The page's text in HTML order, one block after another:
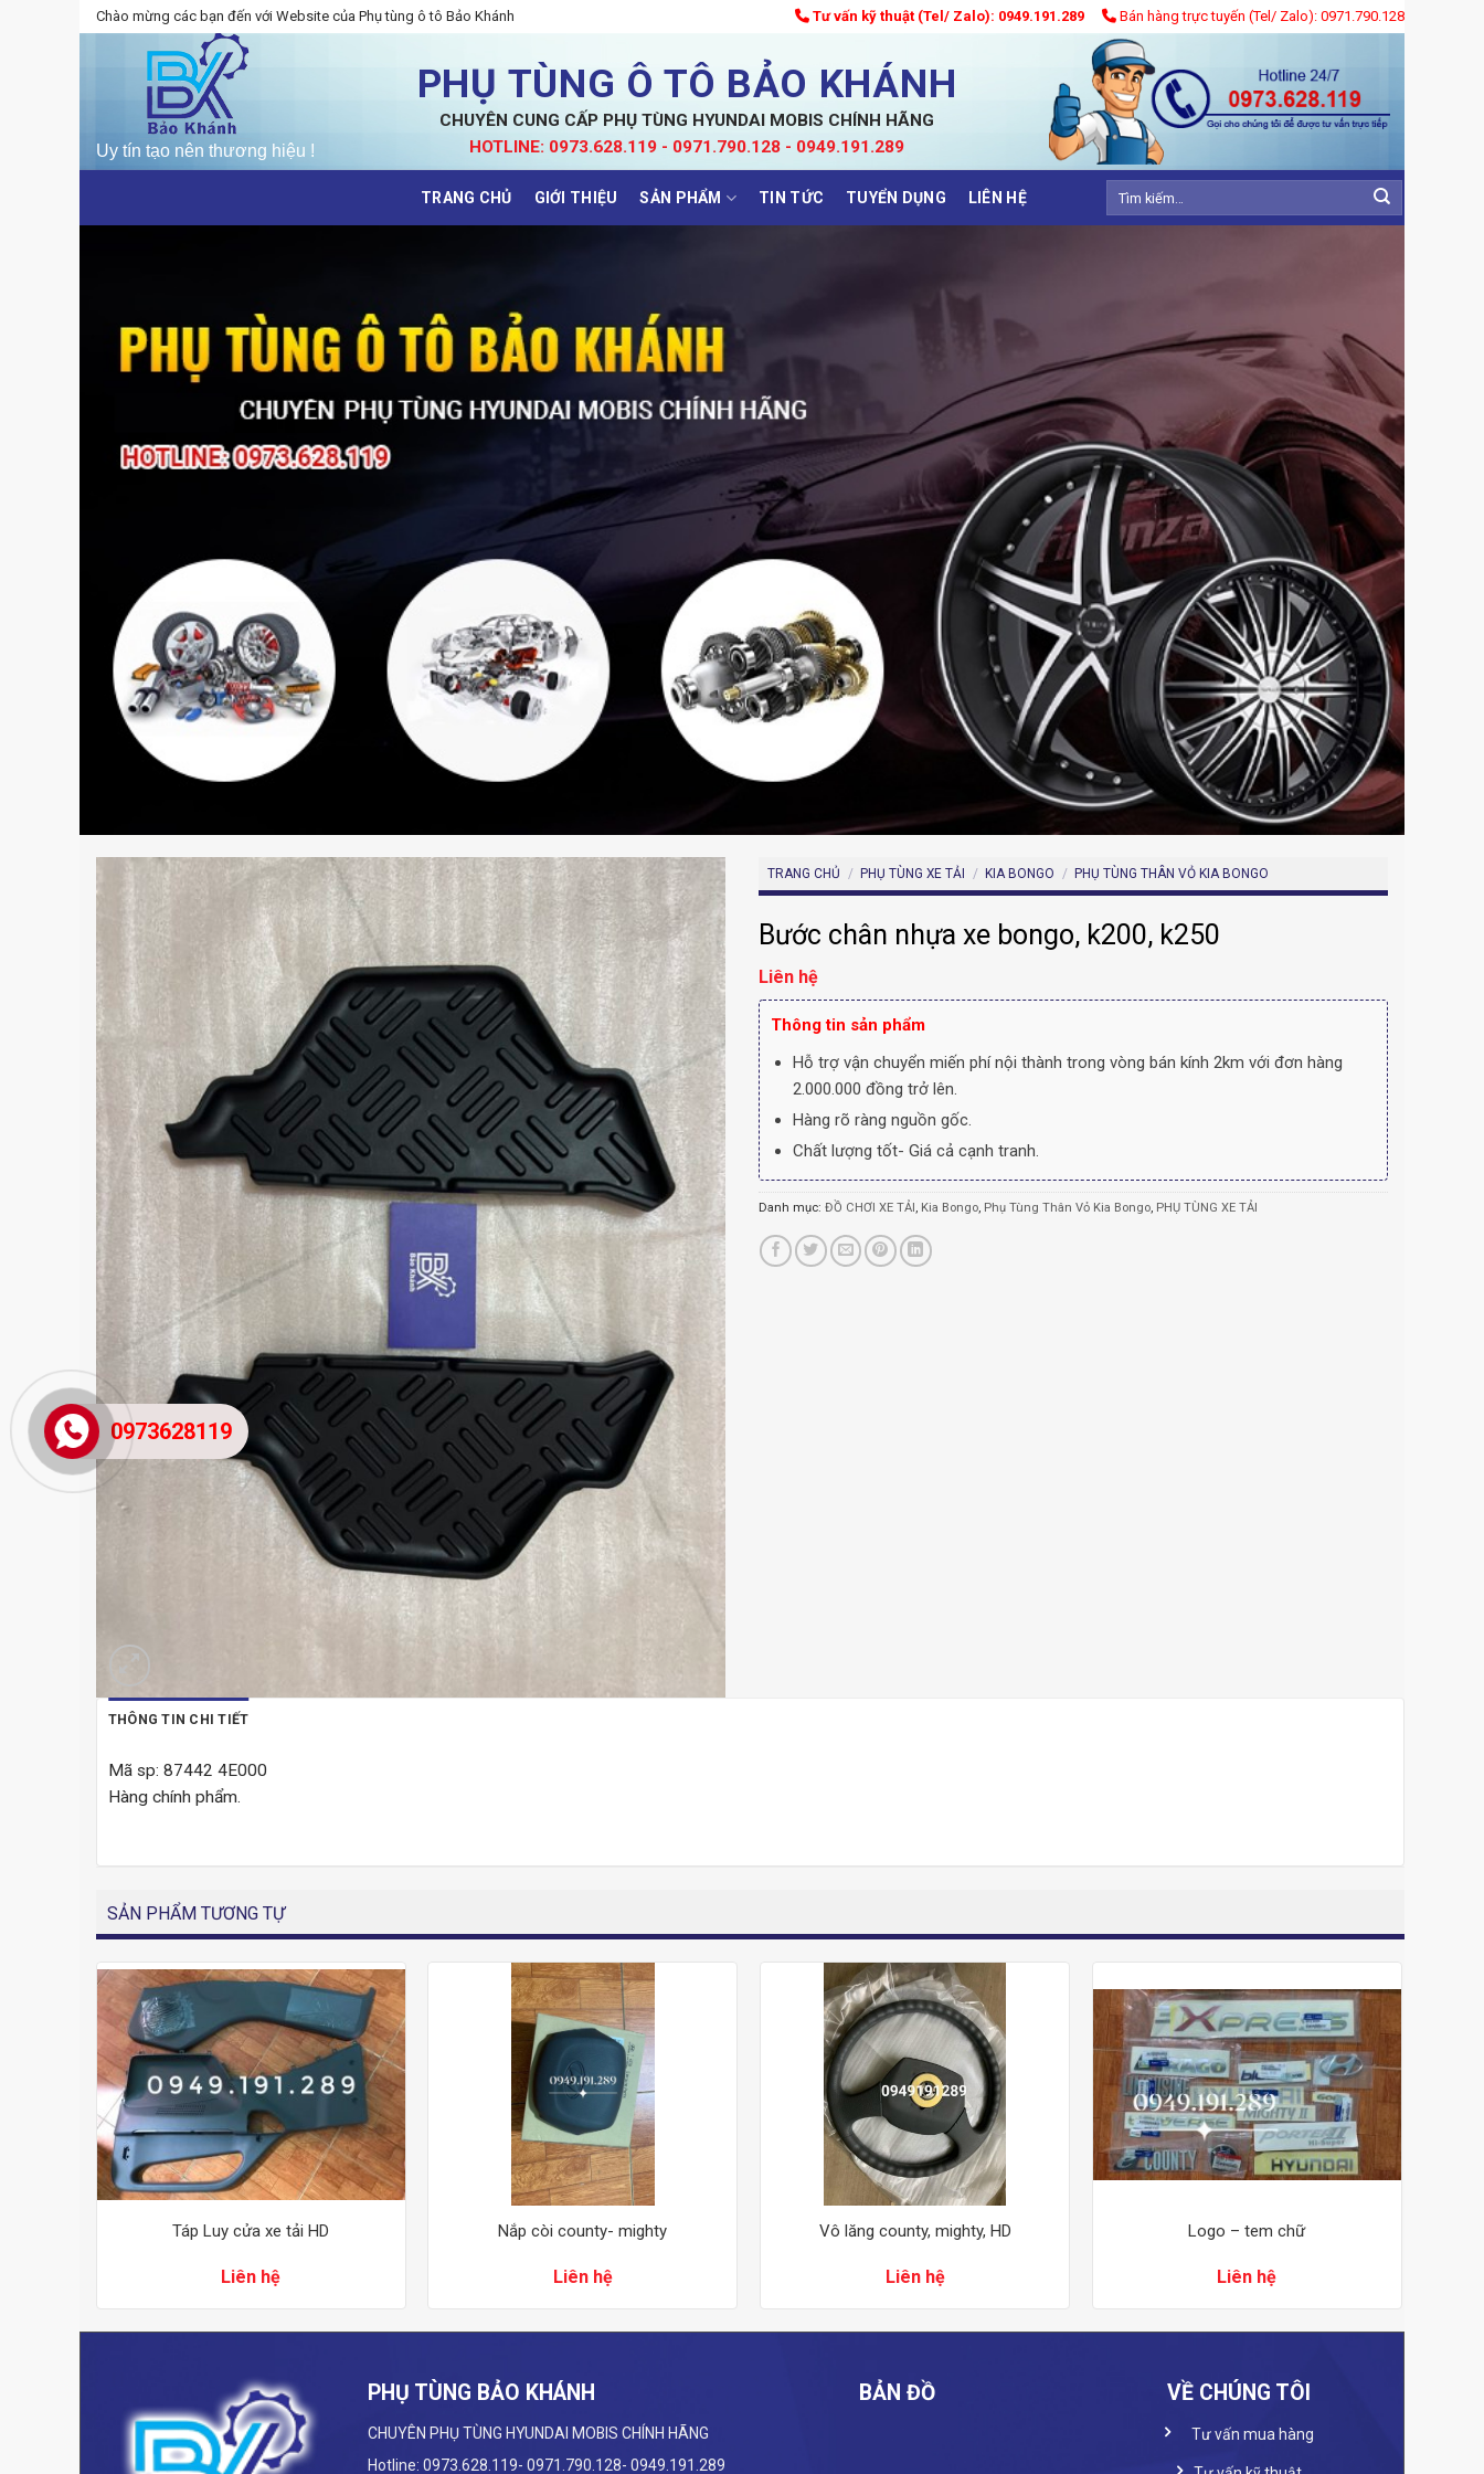
Skip
to
Chào mừng các bạn đến với Website của Phụ tùng ô tô Bảo Khánh Tư vấn kỹ thuật (Tel/ Zalo): 0949.191.289 Bán hàng trực tuyến (Tel/ Zalo): 0971.790.128
PHỤ TÙNG Ô TÔ BẢO KHÁNH
CHUYÊN CUNG CẤP PHỤ TÙNG HYUNDAI MOBIS CHÍNH HÃNG
HOTLINE: 0973.628.119 - 0971.790.128 - 0949.191.289
TRANG CHỦ GIỚI THIỆU SẢN PHẨM TIN TỨC TUYỂN DỤNG LIÊN HỆ
Tìm
TRANG CHỦ / PHỤ TÙNG XE TẢI / KIA BONGO / PHỤ TÙNG THÂN VỎ KIA BONGO
Bước chân nhựa xe bongo, k200, k250
Liên hệ
Thông tin sản phẩm
Hỗ trợ vận chuyển miến phí nội thành trong vòng bán kính 2km với đơn hàng
2.000.000 đồng trở lên.
Hàng rõ ràng nguồn gốc.
Chất lượng tốt- Giá cả cạnh tranh.
Danh mục: ĐỒ CHƠI XE TẢI, Kia Bongo, Phụ Tùng Thân Vỏ Kia Bongo, PHỤ TÙNG XE TẢI
THÔNG TIN CHI TIẾT
Mã sp: 87442 4E000
Hàng chính phẩm.
SẢN PHẨM TƯƠNG TỰ
Táp Luy cửa xe tải HD
Liên hệ
Nắp còi county- mighty
Liên hệ
Vô lăng county, mighty, HD
Liên hệ
Logo – tem chữ
Liên hệ
PHỤ TÙNG BẢO KHÁNH
CHUYÊN PHỤ TÙNG HYUNDAI MOBIS CHÍNH HÃNG
Hotline: 0973.628.119- 0971.790.128- 0949.191.289
BẢN ĐỒ VỀ CHÚNG TÔI
Tư vấn mua hàng
0973628119